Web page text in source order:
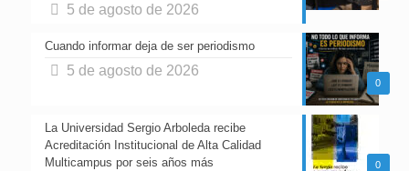
5 de agosto de 2026
0
Cuando informar deja de ser periodismo
5 de agosto de 2026
0
La Universidad Sergio Arboleda recibe
Acreditación Institucional de Alta Calidad
Multicampus por seis años más